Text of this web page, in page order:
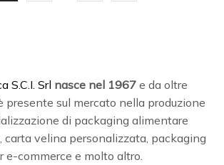
S.C.I. Srl nasce nel 1967e da oltre
presente sul mercato nella produzione
di packaging alimentare
carta velina personalizzata, packaging
e-commerce e molto altro.